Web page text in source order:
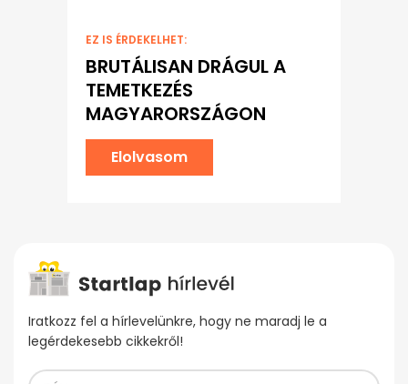
EZ IS ÉRDEKELHET:
BRUTÁLISAN DRÁGUL A
TEMETKEZÉS
MAGYARORSZÁGON
Elolvasom
Iratkozz fel a hírlevelünkre, hogy ne maradj le a
legérdekesebb cikkekről!